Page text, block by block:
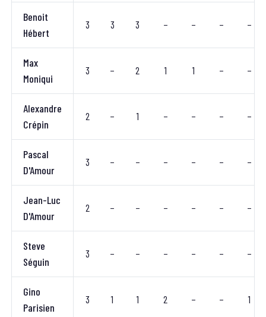
Benoit
Hébert
3 3 3 – – – –
Max
Moniqui
3 – 2 1 1 – –
Alexandre
Crépin
2 – 1 – – – –
Pascal
D'Amour
3 – – – – – –
Jean-Luc
D'Amour
2 – – – – – –
Steve
Séguin
3 – – – – – –
Gino
Parisien
3 1 1 2 – – 1